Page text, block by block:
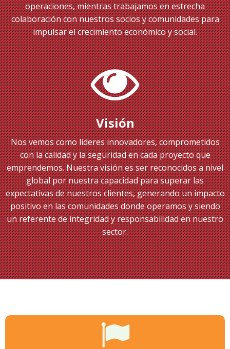
operaciones, mientras trabajamos en estrecha
colaboración con nuestros socios y comunidades para
impulsar el crecimiento económico y social.
Visión
Nos vemos como líderes innovadores, comprometidos
con la calidad y la seguridad en cada proyecto que
emprendemos. Nuestra visión es ser reconocidos a nivel
global por nuestra capacidad para superar las
expectativas de nuestros clientes, generando un impacto
positivo en las comunidades donde operamos y siendo
un referente de integridad y responsabilidad en nuestro
sector.